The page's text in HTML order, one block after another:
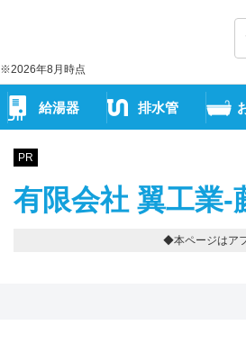
※2026年8月時点
給湯器 排水管
PR
有限会社 翼工業-
◆本ページはア